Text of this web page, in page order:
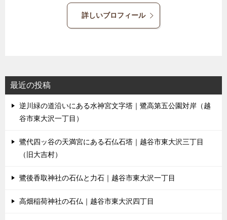
詳しいブロフィール
最近の投稿
逆川緑の道沿いにある水神宮文字塔｜鷺高第五公園対岸（越
谷市東大沢一丁目）
鷺代四ッ谷の天満宮にある石仏石塔｜越谷市東大沢三丁目
（旧大吉村）
鷺後香取神社の石仏と力石｜越谷市東大沢一丁目
高畑稲荷神社の石仏｜越谷市東大沢四丁目